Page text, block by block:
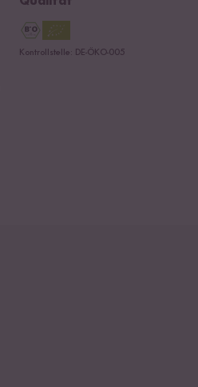
Kontrollstelle: DE-ÖKO-005